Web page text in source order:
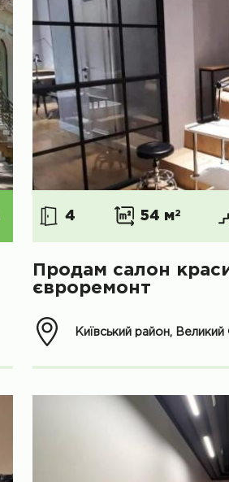
4 54 м2
Продам салон
євроремонт
Київський район,